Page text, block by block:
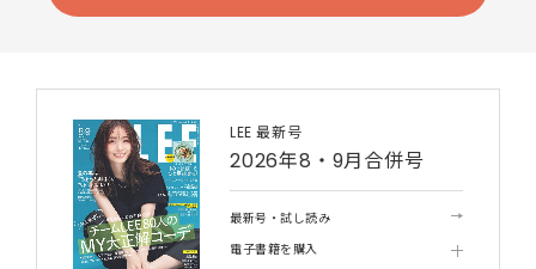
LEE 最新号
2026年8・9月合併号
最新号・試し読み
電子書籍を購入